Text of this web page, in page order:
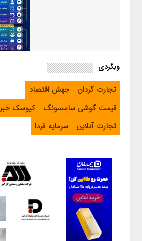
اینفوگرافیک
اربعین از
وبگردی
تجارت گردان
جهش اقتصاد
قیمت گوشی سامسونگ
کیوسک خبر
تجارت آنلاین
سرمایه فردا